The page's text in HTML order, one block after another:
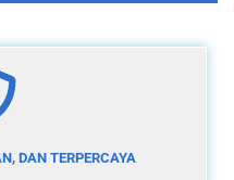
DAN TERPERCAYA